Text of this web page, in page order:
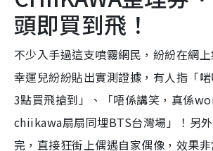
頭即買到飛！
不少入手過這支噴霧網民，紛紛在網
幸運兒紛紛貼出實測證據，有人指「
3點買飛搶到」、「唔係講笑，真係
chiikawa扇扇同埋BTS台灣場」！另
完，直接狂街上偶遇自家偶像，效果非